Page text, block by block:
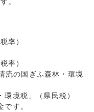
。
）
）
森林・環境
」（県民税）
です。